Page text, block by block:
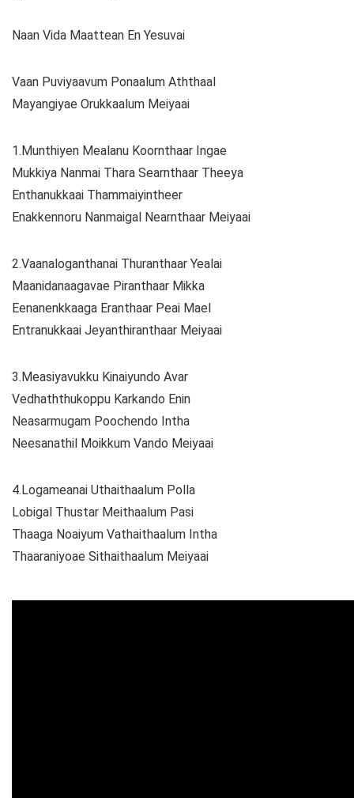
Naan Vida Maattean En Yesuvai
Vaan Puviyaavum Ponaalum Aththaal
Mayangiyae Orukkaalum Meiyaai
1.Munthiyen Mealanu Koornthaar Ingae
Mukkiya Nanmai Thara Searnthaar Theeya
Enthanukkaai Thammaiyintheer
Enakkennoru Nanmaigal Nearnthaar Meiyaai
2.Vaanaloganthanai Thuranthaar Yealai
Maanidanaagavae Piranthaar Mikka
Eenanenkkaaga Eranthaar Peai Mael
Entranukkaai Jeyanthiranthaar Meiyaai
3.Measiyavukku Kinaiyundo Avar
Vedhaththukoppu Karkando Enin
Neasarmugam Poochendo Intha
Neesanathil Moikkum Vando Meiyaai
4.Logameanai Uthaithaalum Polla
Lobigal Thustar Meithaalum Pasi
Thaaga Noaiyum Vathaithaalum Intha
Thaaraniyoae Sithaithaalum Meiyaai